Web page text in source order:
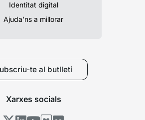
Identitat digital
Ajuda’ns a millorar
te al butlletí
Xarxes socials